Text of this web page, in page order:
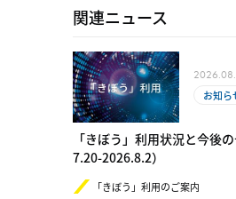
関連ニュース
お知ら
「きぼう」利用状況と今後
7.20-​2​0​26.8.2）
「きぼう」利用のご案内